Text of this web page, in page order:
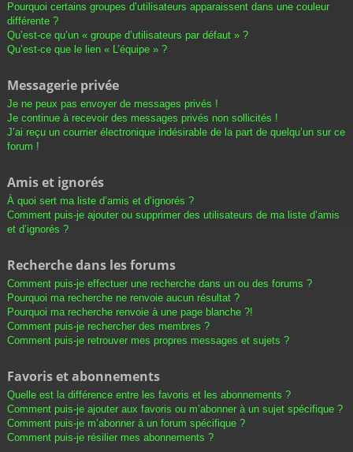
Pourquoi certains groupes d’utilisateurs apparaissent dans une couleur
différente ?
Qu’est-ce qu’un « groupe d’utilisateurs par défaut » ?
Qu’est-ce que le lien « L’équipe » ?
Messagerie privée
Je ne peux pas envoyer de messages privés !
Je continue à recevoir des messages privés non sollicités !
J’ai reçu un courrier électronique indésirable de la part de quelqu’un sur ce
forum !
Amis et ignorés
À quoi sert ma liste d’amis et d’ignorés ?
Comment puis-je ajouter ou supprimer des utilisateurs de ma liste d’amis
et d’ignorés ?
Recherche dans les forums
Comment puis-je effectuer une recherche dans un ou des forums ?
Pourquoi ma recherche ne renvoie aucun résultat ?
Pourquoi ma recherche renvoie à une page blanche ?!
Comment puis-je rechercher des membres ?
Comment puis-je retrouver mes propres messages et sujets ?
Favoris et abonnements
Quelle est la différence entre les favoris et les abonnements ?
Comment puis-je ajouter aux favoris ou m’abonner à un sujet spécifique ?
Comment puis-je m’abonner à un forum spécifique ?
Comment puis-je résilier mes abonnements ?